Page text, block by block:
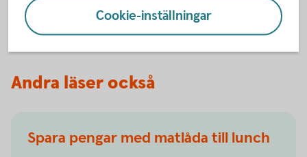
Bedrägerier - mer information
Andra läser också
Spara pengar med matlåda till lunch
Cookie-inställningar